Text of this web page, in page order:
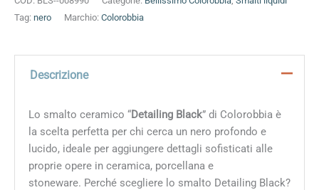
Tag: nero Marchio: Colorobbia
Descrizione
Lo smalto ceramico “Detailing Black” di Colorobbia è
la scelta perfetta per chi cerca un nero profondo e
lucido, ideale per aggiungere dettagli sofisticati alle
proprie opere in ceramica, porcellana e
stoneware. Perché scegliere lo smalto Detailing Black?